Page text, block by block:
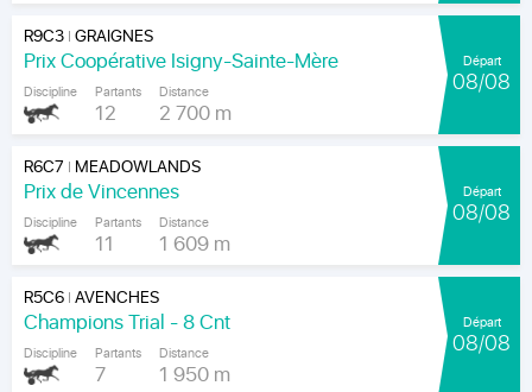
R9C3|GRAIGNES
Prix Coopérative Isigny-Sainte-Mère
Discipline Partants
12
Distance
2 700 m
Départ
08/08
R6C7 | MEADOWLANDS
Prix de Vincennes
Discipline Partants
11
Distance
1 609 m
Départ
08/08
R5C6|AVENCHES
Champions Trial - 8 Cnt
Discipline Partants
7
Distance
1 950 m
Départ
08/08